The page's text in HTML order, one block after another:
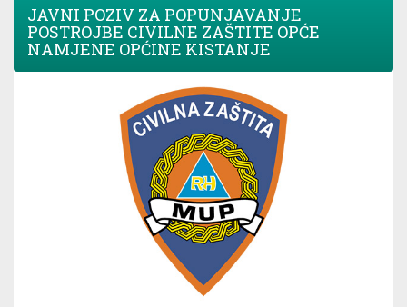
JAVNI POZIV ZA POPUNJAVANJE
POSTROJBE CIVILNE ZAŠTITE OPĆE
NAMJENE OPĆINE KISTANJE